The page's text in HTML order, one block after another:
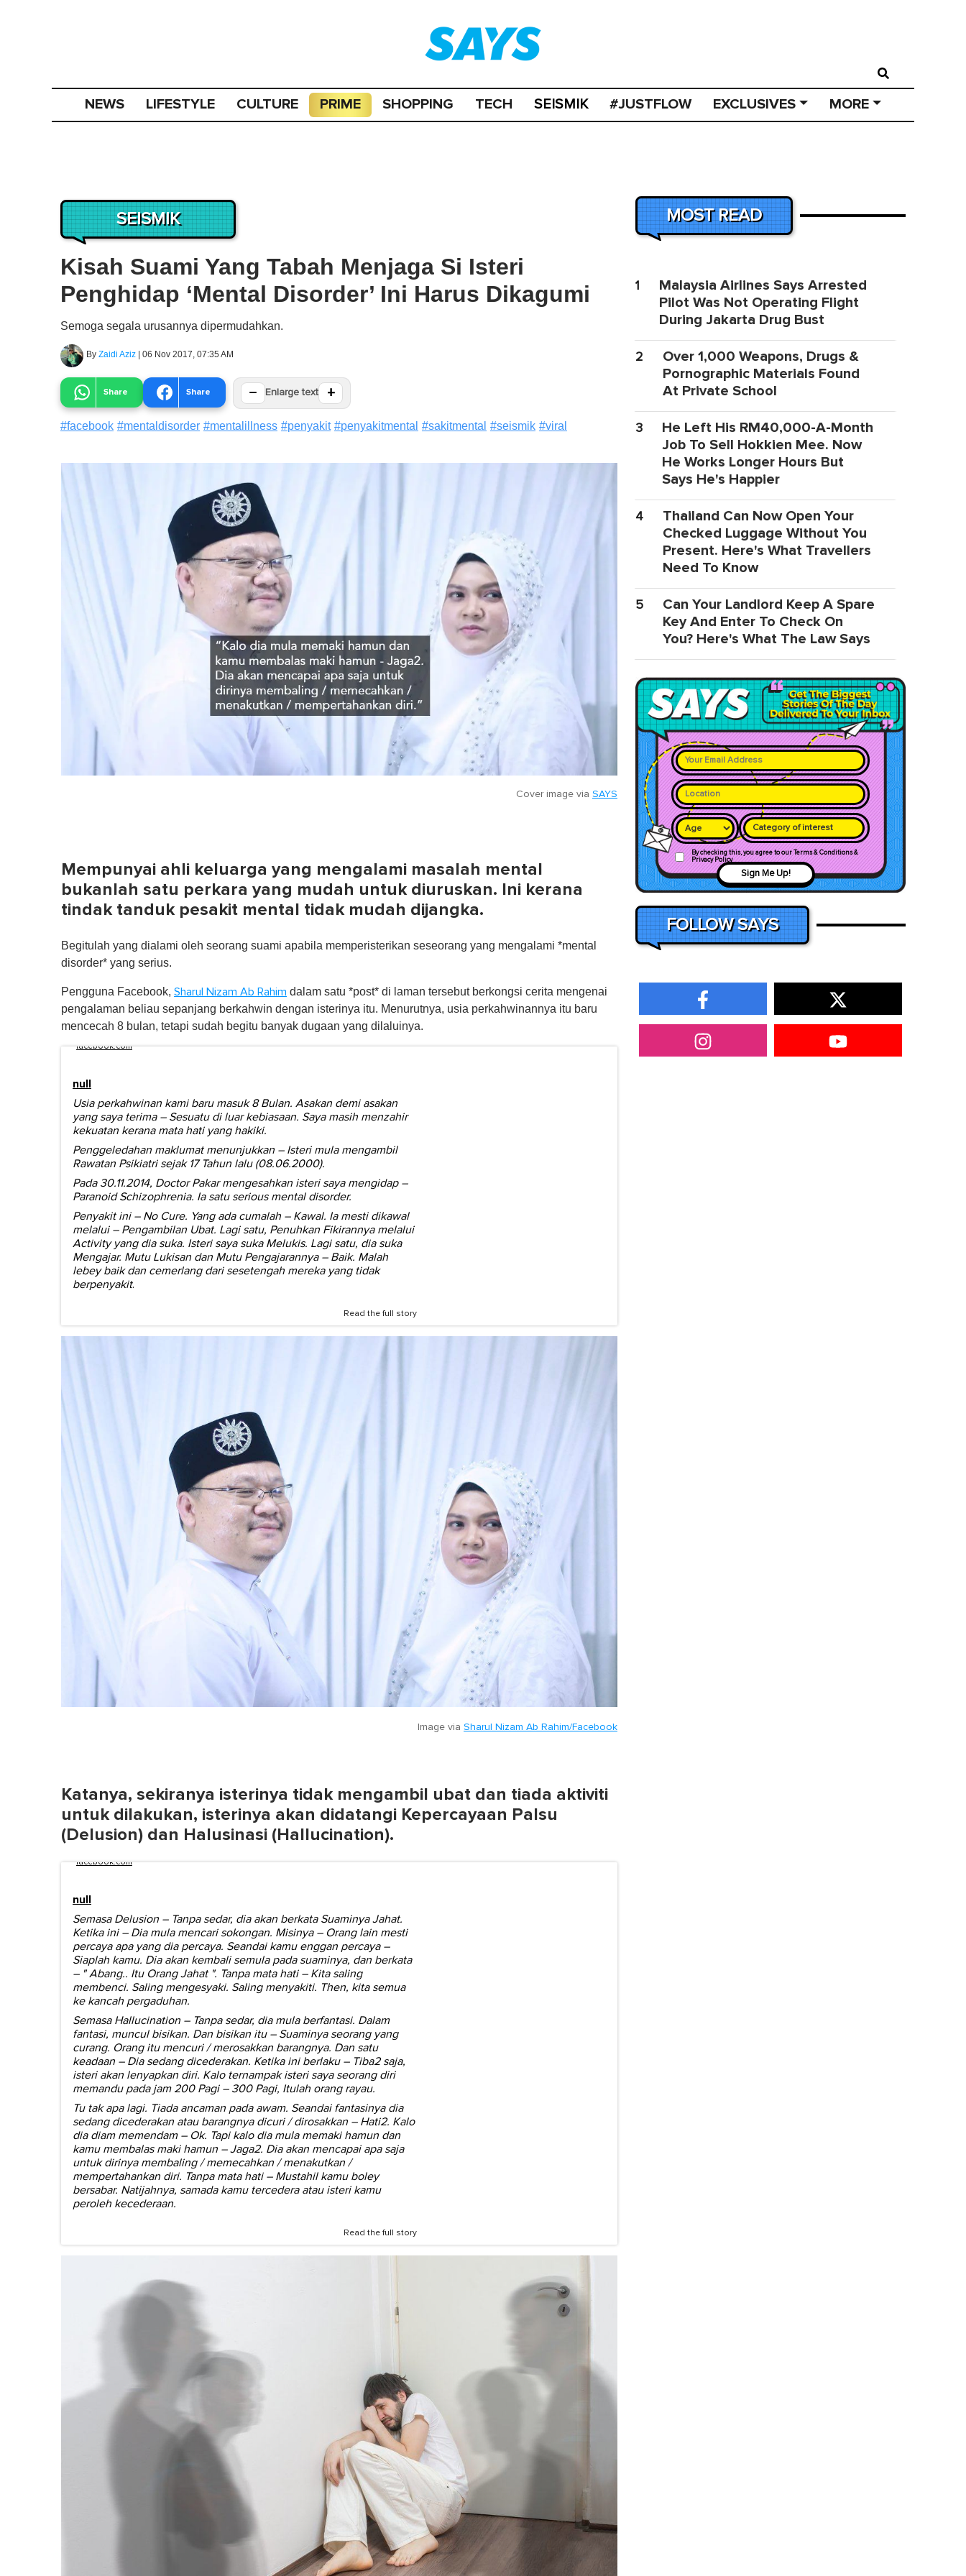
NEWS LIFESTYLE CULTURE PRIME SHOPPING TECH SEISMIK #JUSTFLOW EXCLUSIVES MORE
SEISMIK
Kisah Suami Yang Tabah Menjaga Si Isteri
Penghidap ‘Mental Disorder’ Ini Harus Dikagumi
Semoga segala urusannya dipermudahkan.
By Zaidi Aziz | 06 Nov 2017, 07:35 AM
Share Share − Enlarge text +
#facebook #mentaldisorder #mentalillness #penyakit #penyakitmental #sakitmental #seismik #viral
Cover image via SAYS
Mempunyai ahli keluarga yang mengalami masalah mental
bukanlah satu perkara yang mudah untuk diuruskan. Ini kerana
tindak tanduk pesakit mental tidak mudah dijangka.
Begitulah yang dialami oleh seorang suami apabila memperisterikan seseorang yang mengalami *mental
disorder* yang serius.
Pengguna Facebook, Sharul Nizam Ab Rahim dalam satu *post* di laman tersebut berkongsi cerita mengenai
pengalaman beliau sepanjang berkahwin dengan isterinya itu. Menurutnya, usia perkahwinannya itu baru
mencecah 8 bulan, tetapi sudah begitu banyak dugaan yang dilaluinya.
facebook.com
null
Usia perkahwinan kami baru masuk 8 Bulan. Asakan demi asakan
yang saya terima – Sesuatu di luar kebiasaan. Saya masih menzahir
kekuatan kerana mata hati yang hakiki.
Penggeledahan maklumat menunjukkan – Isteri mula mengambil
Rawatan Psikiatri sejak 17 Tahun lalu (08.06.2000).
Pada 30.11.2014, Doctor Pakar mengesahkan isteri saya mengidap –
Paranoid Schizophrenia. Ia satu serious mental disorder.
Penyakit ini – No Cure. Yang ada cumalah – Kawal. Ia mesti dikawal
melalui – Pengambilan Ubat. Lagi satu, Penuhkan Fikirannya melalui
Activity yang dia suka. Isteri saya suka Melukis. Lagi satu, dia suka
Mengajar. Mutu Lukisan dan Mutu Pengajarannya – Baik. Malah
lebey baik dan cemerlang dari sesetengah mereka yang tidak
berpenyakit.
Read the full story
Image via Sharul Nizam Ab Rahim/Facebook
Katanya, sekiranya isterinya tidak mengambil ubat dan tiada aktiviti
untuk dilakukan, isterinya akan didatangi Kepercayaan Palsu
(Delusion) dan Halusinasi (Hallucination).
facebook.com
null
Semasa Delusion – Tanpa sedar, dia akan berkata Suaminya Jahat.
Ketika ini – Dia mula mencari sokongan. Misinya – Orang lain mesti
percaya apa yang dia percaya. Seandai kamu enggan percaya –
Siaplah kamu. Dia akan kembali semula pada suaminya, dan berkata
– " Abang.. Itu Orang Jahat ". Tanpa mata hati – Kita saling
membenci. Saling mengesyaki. Saling menyakiti. Then, kita semua
ke kancah pergaduhan.
Semasa Hallucination – Tanpa sedar, dia mula berfantasi. Dalam
fantasi, muncul bisikan. Dan bisikan itu – Suaminya seorang yang
curang. Orang itu mencuri / merosakkan barangnya. Dan satu
keadaan – Dia sedang dicederakan. Ketika ini berlaku – Tiba2 saja,
isteri akan lenyapkan diri. Kalo ternampak isteri saya seorang diri
memandu pada jam 200 Pagi – 300 Pagi, Itulah orang rayau.
Tu tak apa lagi. Tiada ancaman pada awam. Seandai fantasinya dia
sedang dicederakan atau barangnya dicuri / dirosakkan – Hati2. Kalo
dia diam memendam – Ok. Tapi kalo dia mula memaki hamun dan
kamu membalas maki hamun – Jaga2. Dia akan mencapai apa saja
untuk dirinya membaling / memecahkan / menakutkan /
mempertahankan diri. Tanpa mata hati – Mustahil kamu boley
bersabar. Natijahnya, samada kamu tercedera atau isteri kamu
peroleh kecederaan.
Read the full story
MOST READ
1
Malaysia Airlines Says Arrested
Pilot Was Not Operating Flight
During Jakarta Drug Bust
2
Over 1,000 Weapons, Drugs &
Pornographic Materials Found
At Private School
3
He Left His RM40,000-A-Month
Job To Sell Hokkien Mee. Now
He Works Longer Hours But
Says He's Happier
4
Thailand Can Now Open Your
Checked Luggage Without You
Present. Here's What Travellers
Need To Know
5
Can Your Landlord Keep A Spare
Key And Enter To Check On
You? Here's What The Law Says
Category of interest
By checking this, you agree to our Terms & Conditions &
Privacy Policy
Sign Me Up!
FOLLOW SAYS